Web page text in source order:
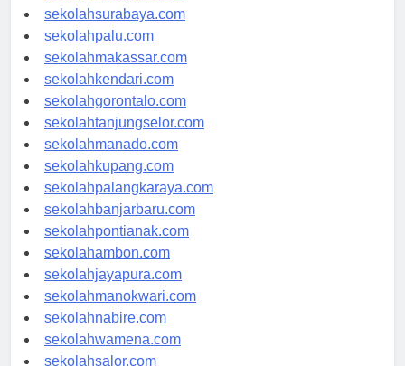
sekolahmataram.com
sekolahsurabaya.com
sekolahpalu.com
sekolahmakassar.com
sekolahkendari.com
sekolahgorontalo.com
sekolahtanjungselor.com
sekolahmanado.com
sekolahkupang.com
sekolahpalangkaraya.com
sekolahbanjarbaru.com
sekolahpontianak.com
sekolahambon.com
sekolahjayapura.com
sekolahmanokwari.com
sekolahnabire.com
sekolahwamena.com